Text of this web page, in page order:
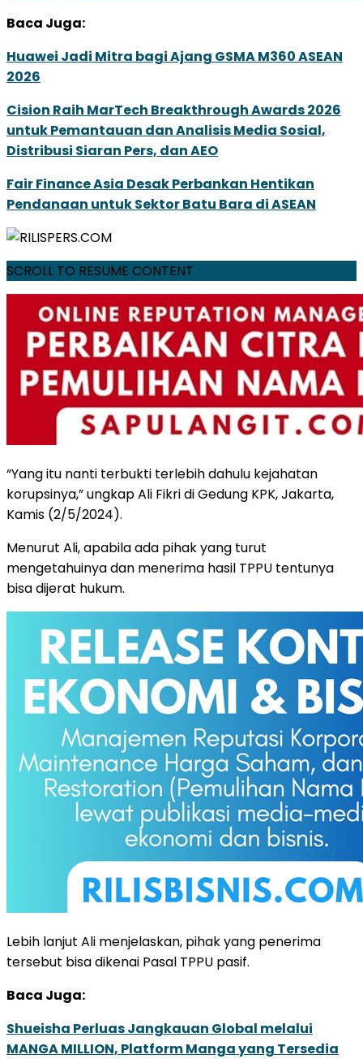
Baca Juga:
Huawei Jadi Mitra bagi Ajang GSMA M360 ASEAN
2026
Cision Raih MarTech Breakthrough Awards 2026
untuk Pemantauan dan Analisis Media Sosial,
Distribusi Siaran Pers, dan AEO
Fair Finance Asia Desak Perbankan Hentikan
Pendanaan untuk Sektor Batu Bara di ASEAN
SCROLL TO RESUME CONTENT
“Yang itu nanti terbukti terlebih dahulu kejahatan
korupsinya,” ungkap Ali Fikri di Gedung KPK, Jakarta,
Kamis (2/5/2024).
Menurut Ali, apabila ada pihak yang turut
mengetahuinya dan menerima hasil TPPU tentunya
bisa dijerat hukum.
Lebih lanjut Ali menjelaskan, pihak yang penerima
tersebut bisa dikenai Pasal TPPU pasif.
Baca Juga:
Shueisha Perluas Jangkauan Global melalui
MANGA MILLION, Platform Manga yang Tersedia